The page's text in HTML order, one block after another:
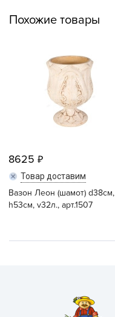
Похожие товары
8625
Товар доставим
Вазон Леон (шамот) d38см,
h53см, v32л., арт.1507